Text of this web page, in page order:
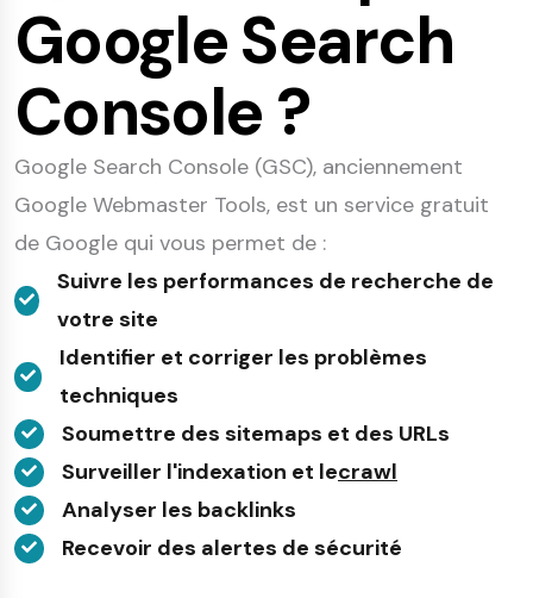
Google Search
Console ?
Google Search Console (GSC), anciennement
Google Webmaster Tools, est un service gratuit
de Google qui vous permet de :
Suivre les performances de recherche de
votre site
Identifier et corriger les problèmes
techniques
Soumettre des sitemaps et des URLs
Surveiller l'indexation et lecrawl
Analyser les backlinks
Recevoir des alertes de sécurité